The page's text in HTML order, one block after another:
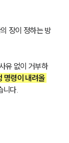
장이 정하는 방
유 없이 거부하
명령이 내려올
니다.